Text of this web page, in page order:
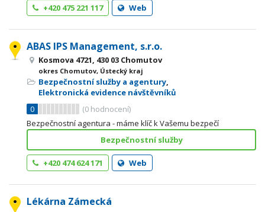
+420 475 221 117
Web
ABAS IPS Management, s.r.o.
Kosmova 4721, 430 03 Chomutov
okres Chomutov, Ústecký kraj
Bezpečnostní služby a agentury,
Elektronická evidence návštěvníků
0
(0 hodnocení)
Bezpečnostní agentura - máme klíč k Vašemu bezpečí
Bezpečnostní služby
+420 474 624 171 Web
Lékárna Zámecká